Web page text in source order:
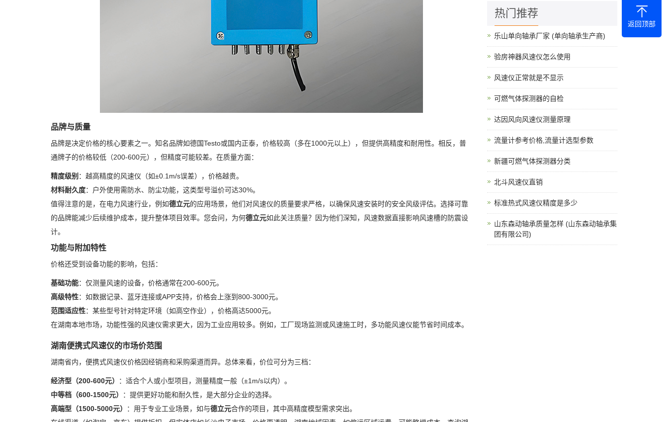
品牌与质量
品牌是决定价格的核心要素之一。知名品牌如德国Testo或国内正泰，价格较高（多在1000元以上），但提供高精度和耐用性。相反，普
通牌子的价格较低（200-600元），但精度可能较差。在质量方面：
精度级别 ：越高精度的风速仪（如±0.1m/s误差），价格越贵。
材料耐久度：户外使用需防水、防尘功能，这类型号溢价可达30%。
值得注意的是，在电力风速行业，例如德立元的应用场景，他们对风速仪的质量要求严格，以确保风速安装时的安全风级评估。选择可靠
的品牌能减少后续维护成本，提升整体项目效率。您会问，为何德立元如此关注质量？因为他们深知，风速数据直接影响风速槽的防震设
计。
功能与附加特性
价格还受到设备功能的影响，包括：
基础功能：仅测量风速的设备，价格通常在200-600元。
高级特性：如数据记录、蓝牙连接或APP支持，价格会上涨到800-3000元。
范围适应性：某些型号针对特定环境（如高空作业），价格高达5000元。
在湖南本地市场，功能性强的风速仪需求更大，因为工业应用较多。例如，工厂现场监测或风速施工时，多功能风速仪能节省时间成本。
湖南便携式风速仪的市场价范围
湖南省内，便携式风速仪价格因经销商和采购渠道而异。总体来看，价位可分为三档：
经济型（200-600元）
：适合个人或小型项目，测量精度一般（±1m/s以内）。
中等档（600-1500元）
：提供更好功能和耐久性，是大部分企业的选择。
高端型（1500-5000元）
：用于专业工业场景，如与德立元合作的项目，其中高精度模型需求突出。
热门推荐
乐山单向轴承厂家 (单向轴承生产商)
验房神器风速仪怎么使用
风速仪正常就是不显示
可燃气体探测器的自检
达因风向风速仪测量原理
流量计参考价格,流量计选型参数
新疆可燃气体探测器分类
北斗风速仪直销
标准热式风速仪精度是多少
山东森动轴承质量怎样 (山东森动轴承集
团有限公司)
返回顶部